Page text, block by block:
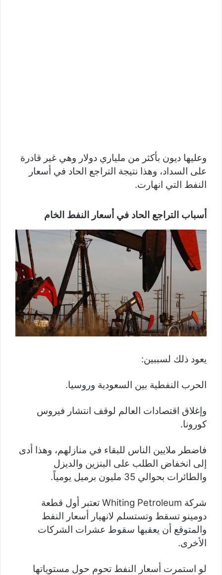
وعليها ديون بأكثر من ملياري دولار وهي غير قادرة
على السداد، وهذا نتيجة التراجع الحاد في أسعار
النفط التي انهارت.
أسباب التراجع الحاد في أسعار النفط الخام
يعود ذلك لسببين:
الحرب النفطية بين السعودية وروسيا.
وإغلاق اقتصادات العالم لوقف انتشار فيروس
كورونا.
فاضطر ملايين الناس للبقاء في منازلهم، وهذا أدى
إلى انخفاض الطلب على البنزين والديزل
والطائرات بحوالي 35 مليون برميل يومياً.
شركة Whiting Petroleum تعتبر أول قطعة
دومينو تسقط وتستسلم لانهيار أسعار النفط
والمتوقع أن يعقبها سقوط عشرات الشركات
الأخرى.
لو استمرت أسعار النفط تحوم حول مستوياتها